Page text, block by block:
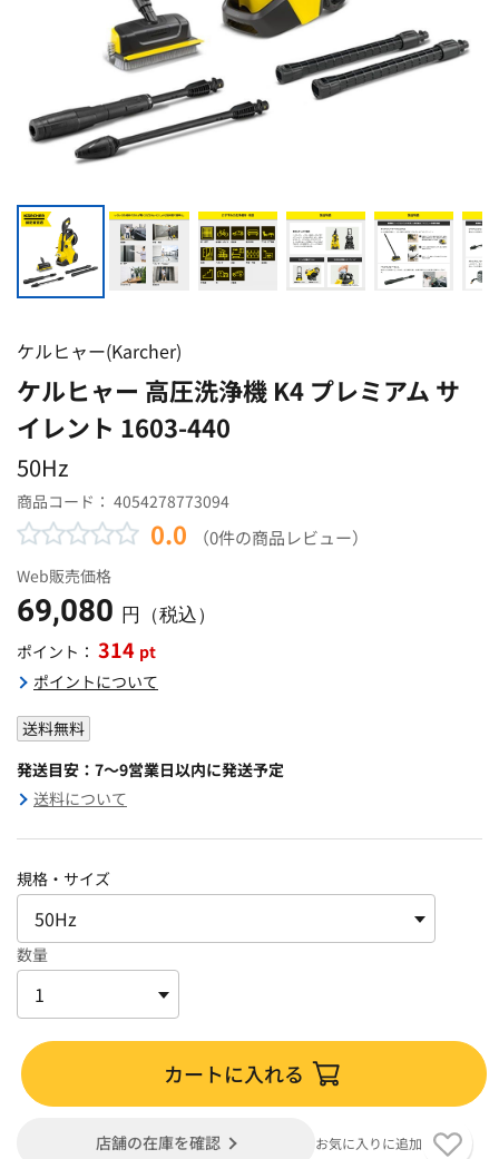
ケルヒャー(Karcher)
ケルヒャー 高圧洗浄機 K4 プレミアム サ
イレント 1603-440
50Hz
商品コード： 4054278773094
0.0 （0件の商品レビュー）
Web販売価格
69,080 円（税込）
ポイント： 314 pt
ポイントについて
送料無料
発送目安：7～9営業日以内に発送予定
送料について
規格・サイズ
数量
カートに入れる
店舗の在庫を確認 お気に入りに追加